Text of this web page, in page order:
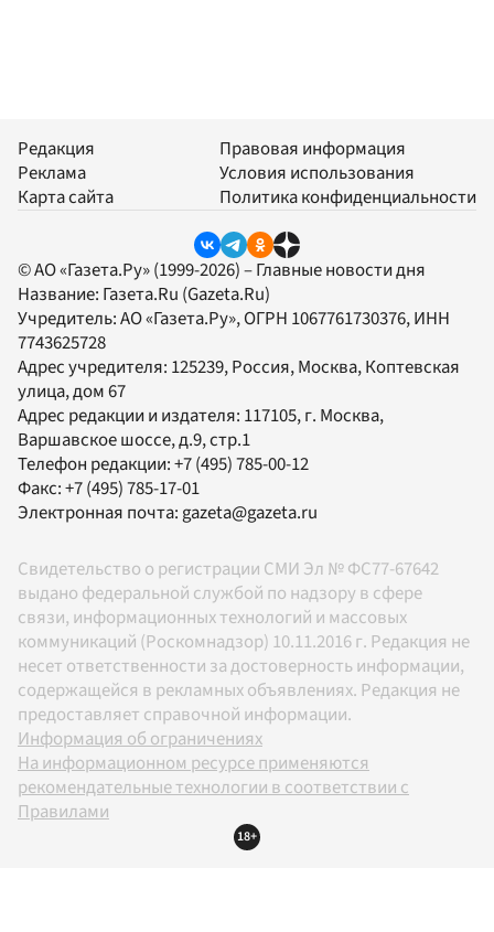
Редакция
Реклама
Карта сайта
Правовая информация
Условия использования
Политика конфиденциальности
© АО «Газета.Ру» (1999-2026) – Главные новости дня
Название: Газета.Ru (Gazeta.Ru)
Учредитель:АО «Газета.Ру», ОГРН 1067761730376, ИНН
7743625728
Адрес учредителя: 125239, Россия, Москва, Коптевская
улица, дом 67
Адрес редакции и издателя: 117105, г. Москва,
Варшавское шоссе, д.9, стр.1
Телефон редакции:+7 (495) 785-00-12
Факс:+7 (495) 785-17-01
Электронная почта:gazeta@gazeta.ru
Свидетельство о регистрации СМИ Эл № ФС77-67642
выдано федеральной службой по надзору в сфере
связи, информационных технологий и массовых
коммуникаций (Роскомнадзор) 10.11.2016 г. Редакция не
несет ответственности за достоверность информации,
содержащейся в рекламных объявлениях. Редакция не
предоставляет справочной информации.
Информация об ограничениях
На информационном ресурсе применяются
рекомендательные технологии в соответствии с
Правилами
18+